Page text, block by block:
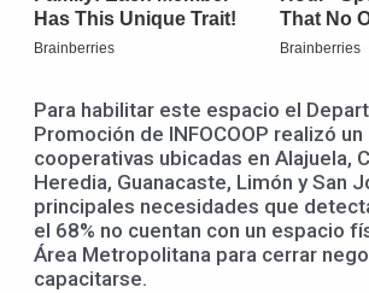
Para habilitar este espacio el
Promoción de INFOCOOP realizó
cooperativas ubicadas en Alajuela,
Heredia, Guanacaste, Limón y San
principales necesidades que
el 68% no cuentan con un espacio
Área Metropolitana para cerrar
capacitarse.